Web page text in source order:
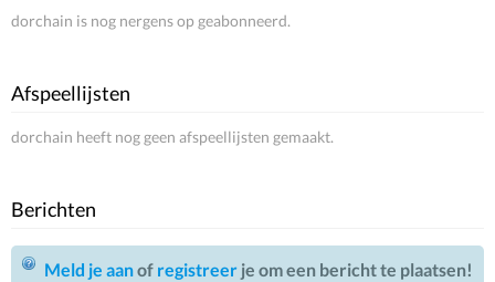
dorchain is nog nergens op geabonneerd.
Afspeellijsten
dorchain heeft nog geen afspeellijsten gemaakt.
Berichten
Meld je aanof registreer je om een bericht te plaatsen!